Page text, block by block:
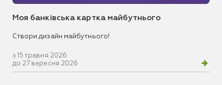
Моя банківська картка майбутнього
Створи дизайн майбутнього!
з 15 травня 2026
до 27 вересня 2026